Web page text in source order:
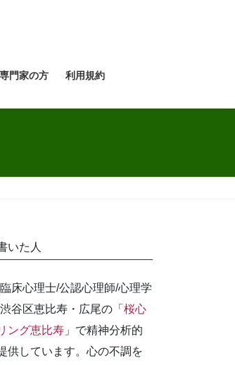
専門家の方 利用規約
いた人
床心理士/公認心理師/心理学
谷区恵比寿・広尾の「桜心
ング恵比寿 」で精神分析的
供しています。心の不調を